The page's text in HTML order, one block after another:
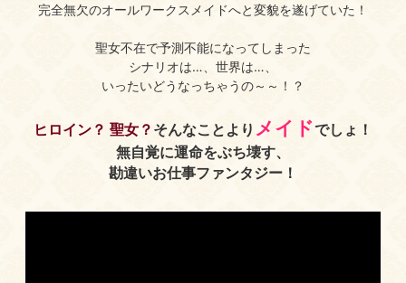
完全無欠のオールワークスメイドへと変貌を遂げていた！
聖女不在で予測不能になってしまった
シナリオは…、世界は…、
いったいどうなっちゃうの～～！？
ヒロイン？ 聖女？ そんなことより メイドでしょ！
無自覚に運命をぶち壊す、
勘違いお仕事ファンタジー！